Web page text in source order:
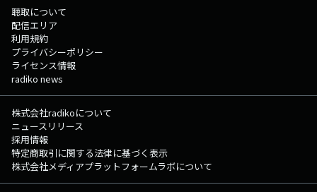
聴取について
配信エリア
利用規約
プライバシーポリシー
ライセンス情報
radiko news
株式会社radikoについて
ニュースリリース
採用情報
特定商取引に関する法律に基づく表示
株式会社メディアプラットフォームラボについて